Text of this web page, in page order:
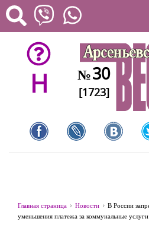
H №30
[1723]
Главная страница Новости
В России
уменьшения платежа за коммунальные услуги